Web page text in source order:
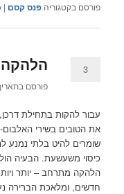
פורסם בקטגוריה פנס קסם |
פורסם
3
עבור להקות בתחילת
את הטובים בשירי
שומרים להיט בלתי נמנע
כיסוי משעשעת. הבעיה
הלהקה מתרחב – יותר
חדשים, ומלאכת הברירה